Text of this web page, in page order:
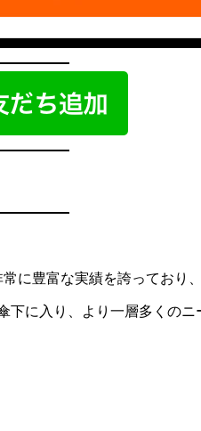
に豊富な実績を誇っており
に⼊り、より⼀層多くの